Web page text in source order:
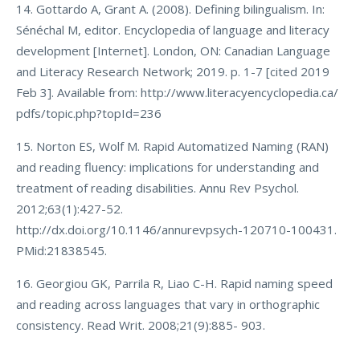
14. Gottardo A, Grant A. (2008). Defining bilingualism. In:
Sénéchal M, editor. Encyclopedia of language and literacy
development [Internet]. London, ON: Canadian Language
and Literacy Research Network; 2019. p. 1-7 [cited 2019
Feb 3]. Available from: http://www.literacyencyclopedia.ca/
pdfs/topic.php?topId=236
15. Norton ES, Wolf M. Rapid Automatized Naming (RAN)
and reading fluency: implications for understanding and
treatment of reading disabilities. Annu Rev Psychol.
2012;63(1):427-52.
http://dx.doi.org/10.1146/annurevpsych-120710-100431.
PMid:21838545.
16. Georgiou GK, Parrila R, Liao C-H. Rapid naming speed
and reading across languages that vary in orthographic
consistency. Read Writ. 2008;21(9):885- 903.